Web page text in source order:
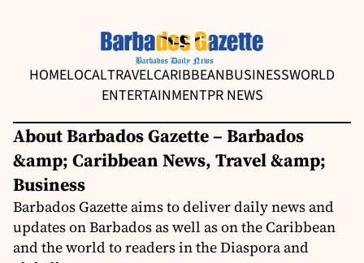
HOMELOCALTRAVELCARIBBEANBUSINESSWORLD
ENTERTAINMENTPR NEWS
About Barbados Gazette – Barbados
&amp; Caribbean News, Travel &amp;
Business
Barbados Gazette aims to deliver daily news and
updates on Barbados as well as on the Caribbean
and the world to readers in the Diaspora and